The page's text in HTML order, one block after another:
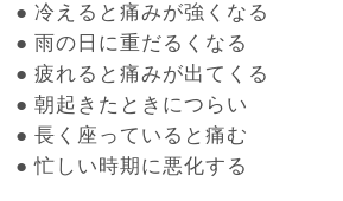
● 冷えると痛みが強くなる
● 雨の日に重だるくなる
● 疲れると痛みが出てくる
● 朝起きたときにつらい
● 長く座っていると痛む
● 忙しい時期に悪化する